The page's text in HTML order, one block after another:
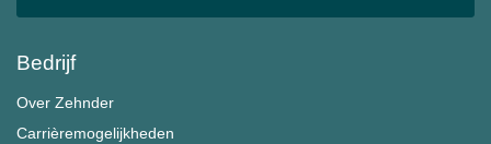
Bedrijf
Over Zehnder
Carrièremogelijkheden